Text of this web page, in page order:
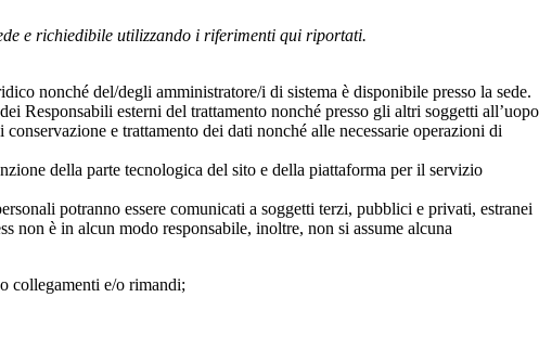
e richiedibile utilizzando i riferimenti qui riportati.
nonché del/degli amministratore/i di sistema è disponibile presso la sede.
Responsabili esterni del trattamento nonché presso gli altri soggetti all’uopo
e trattamento dei dati nonché alle necessarie operazioni di
della parte tecnologica del sito e della piattaforma per il servizio
potranno essere comunicati a soggetti terzi, pubblici e privati, estranei
non è in alcun modo responsabile, inoltre, non si assume alcuna
collegamenti e/o rimandi;